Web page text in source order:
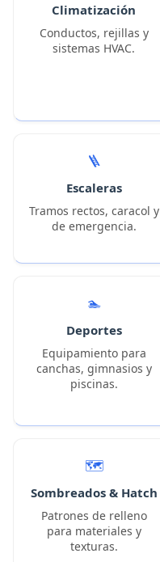
Climatización
Conductos, rejillas y
sistemas HVAC.
🪜
Escaleras
Tramos rectos, caracol y
de emergencia.
🏊
Deportes
Equipamiento para
canchas, gimnasios y
piscinas.
🗺️
Sombreados & Hatch
Patrones de relleno
para materiales y
texturas.